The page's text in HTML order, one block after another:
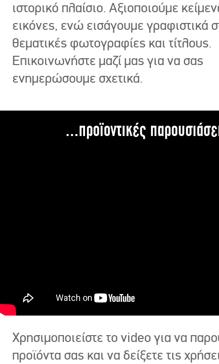
ιστορικό πλαίσιο. Αξιοποιούμε
εικόνες, ενώ εισάγουμε γραφιστικά
θεματικές φωτογραφίες και τίτλους.
Επικοινωνήστε μαζί μας για να σας
ενημερώσουμε σχετικά.
...προϊοντικές
Χρησιμοποιείστε το video για να
προϊόντα σας και να δείξετε τις